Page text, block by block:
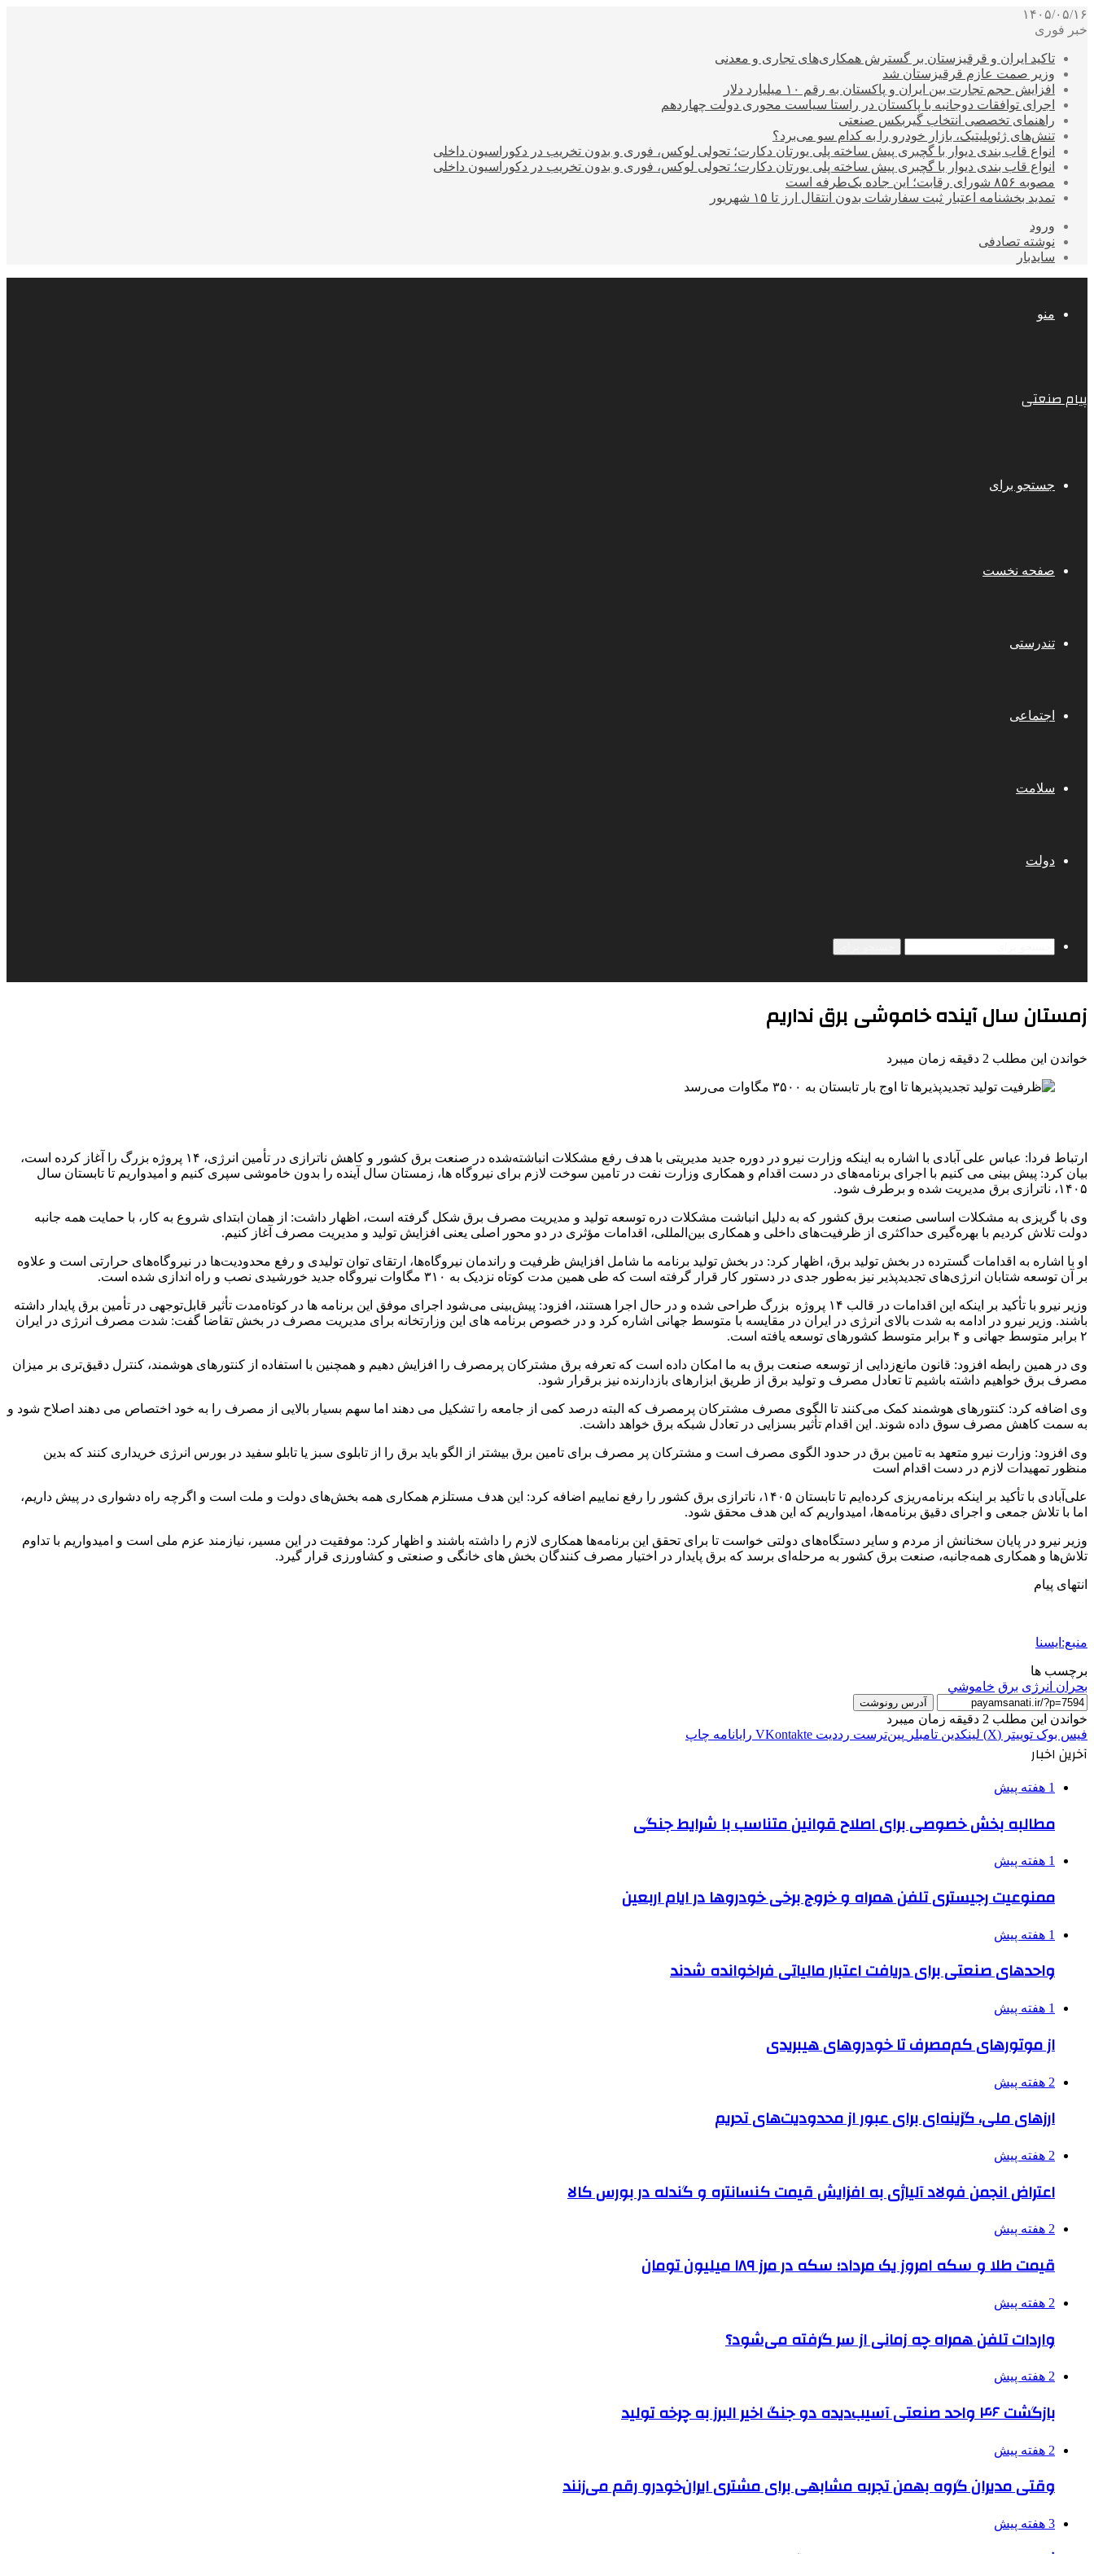
۱۴۰۵/۰۵/۱۶
خبر فوری
تاکید ایران و قرقیزستان بر گسترش همکاری‌های تجاری و معدنی
وزیر صمت عازم قرقیزستان شد
افزایش حجم تجارت بین ایران و پاکستان به رقم ۱۰ میلیارد دلار
اجرای توافقات دوجانبه با پاکستان در راستا سیاست محوری دولت چهاردهم
راهنمای تخصصی انتخاب گیربکس صنعتی
تنش‌های ژئوپلیتیک، بازار خودرو را به کدام سو می‌برد؟
انواع قاب بندی دیوار با گچبری پیش ساخته پلی یورتان دکارت؛ تحولی لوکس، فوری و بدون تخریب در دکوراسیون داخلی
انواع قاب بندی دیوار با گچبری پیش ساخته پلی یورتان دکارت؛ تحولی لوکس، فوری و بدون تخریب در دکوراسیون داخلی
مصوبه ۸۵۶ شورای رقابت؛ این جاده یک‌طرفه است
تمدید بخشنامه اعتبار ثبت سفارشات بدون انتقال ارز تا ۱۵ شهریور
ورود
نوشته تصادفی
سایدبار
منو
پیام صنعتی
جستجو برای
صفحه نخست
تندرستی
اجتماعی
سلامت
دولت
زمستان سال آینده خاموشی برق نداریم
خواندن این مطلب 2 دقیقه زمان میبرد
ارتباط فردا: عباس علی آبادی با اشاره به اینکه وزارت نیرو در دوره جدید مدیریتی با هدف رفع مشکلات انباشته‌شده در صنعت برق کشور و کاهش ناترازی در تأمین انرژی، ۱۴ پروژه بزرگ را آغاز کرده است،
بیان کرد: پیش بینی می کنیم با اجرای برنامه‌های در دست اقدام و همکاری وزارت نفت در تامین سوخت لازم برای نیروگاه ها، زمستان سال آینده را بدون خاموشی سپری کنیم و امیدواریم تا تابستان سال
۱۴۰۵، ناترازی برق مدیریت شده و برطرف شود.
وی با گریزی به مشکلات اساسی صنعت برق کشور که به دلیل انباشت مشکلات دره توسعه تولید و مدیریت مصرف برق شکل گرفته است، اظهار داشت: از همان ابتدای شروع به کار، با حمایت همه جانبه
دولت تلاش کردیم با بهره‌گیری حداکثری از ظرفیت‌های داخلی و همکاری بین‌المللی، اقدامات مؤثری در دو محور اصلی یعنی افزایش تولید و مدیریت مصرف آغاز کنیم.
او با اشاره به اقدامات گسترده در بخش تولید برق، اظهار کرد: در بخش تولید برنامه ما شامل افزایش ظرفیت و راندمان نیروگاه‌ها، ارتقای توان تولیدی و رفع محدودیت‌ها در نیروگاه‌های حرارتی است و علاوه
بر آن توسعه شتابان انرژی‌های تجدیدپذیر نیز به‌طور جدی در دستور کار قرار گرفته است که طی همین مدت کوتاه نزدیک به ۳۱۰ مگاوات نیروگاه جدید خورشیدی نصب و راه اندازی شده است.
وزیر نیرو با تأکید بر اینکه این اقدامات در قالب ۱۴ پروژه بزرگ طراحی شده‌ و در حال اجرا هستند، افزود: پیش‌بینی می‌شود اجرای موفق این برنامه ها در کوتاه‌مدت تأثیر قابل‌توجهی در تأمین برق پایدار داشته
باشند. وزیر نیرو در ادامه به شدت بالای انرژی در ایران در مقایسه با متوسط جهانی اشاره کرد و در خصوص برنامه های این وزارتخانه برای مدیریت مصرف در بخش تقاضا گفت: شدت مصرف انرژی در ایران
۲ برابر متوسط جهانی و ۴ برابر متوسط کشورهای توسعه یافته است.
وی در همین رابطه افزود: قانون مانع‌زدایی از توسعه صنعت برق به ما امکان داده است که تعرفه برق مشترکان پرمصرف را افزایش دهیم و همچنین با استفاده از کنتورهای هوشمند، کنترل دقیق‌تری بر میزان
مصرف برق خواهیم داشته باشیم تا تعادل مصرف و تولید برق از طریق ابزارهای بازدارنده نیز برقرار شود.
وی اضافه کرد: کنتورهای هوشمند کمک می‌کنند تا الگوی مصرف مشترکان پرمصرف که البته درصد کمی از جامعه را تشکیل می دهند اما سهم بسیار بالایی از مصرف را به خود اختصاص می دهند اصلاح شود و
به سمت کاهش مصرف سوق داده شوند. این اقدام تأثیر بسزایی در تعادل شبکه برق خواهد داشت.
وی افزود: وزارت نیرو متعهد به تامین برق در حدود الگوی مصرف است و مشترکان پر مصرف برای تامین برق بیشتر از الگو باید برق را از تابلوی سبز یا تابلو سفید در بورس انرژی خریداری کنند که بدین
منظور تمهیدات لازم در دست اقدام است
علی‌آبادی با تأکید بر اینکه برنامه‌ریزی کرده‌ایم تا تابستان ۱۴۰۵، ناترازی برق کشور را رفع نماییم اضافه کرد: این هدف مستلزم همکاری همه بخش‌های دولت و ملت است و اگرچه راه دشواری در پیش داریم،
اما با تلاش جمعی و اجرای دقیق برنامه‌ها، امیدواریم که این هدف محقق شود.
وزیر نیرو در پایان سخنانش از مردم و سایر دستگاه‌های دولتی خواست تا برای تحقق این برنامه‌ها همکاری لازم را داشته باشند و اظهار کرد: موفقیت در این مسیر، نیازمند عزم ملی است و امیدواریم با تداوم
تلاش‌ها و همکاری همه‌جانبه، صنعت برق کشور به مرحله‌ای برسد که برق پایدار در اختیار مصرف کنندگان بخش های خانگی و صنعتی و کشاورزی قرار گیرد.
انتهای پیام
منبع:ایسنا
برچسب ها
بحران انرژی برق خاموشي
آدرس رونوشت
خواندن این مطلب 2 دقیقه زمان میبرد
فیس بوک توییتر (X) لینکدین ‫تامبلر ‫پین‌ترست ‫رددیت ‫VKontakte رایانامه چاپ
آخرین اخبار
1 هفته پیش
مطالبه بخش خصوصی برای اصلاح قوانین متناسب با شرایط جنگی
1 هفته پیش
ممنوعیت رجیستری تلفن همراه و خروج برخی خودروها در ایام اربعین
1 هفته پیش
واحدهای صنعتی برای دریافت اعتبار مالیاتی فراخوانده شدند
1 هفته پیش
از موتورهای کم‌مصرف تا خودروهای هیبریدی
2 هفته پیش
ارزهای ملی، گزینه‌ای برای عبور از محدودیت‌های تحریم
2 هفته پیش
اعتراض انجمن فولاد آلیاژی به افزایش قیمت کنسانتره و گندله در بورس کالا
2 هفته پیش
قیمت طلا و سکه امروز یک مرداد؛ سکه در مرز ۱۸۹ میلیون تومان
2 هفته پیش
واردات تلفن همراه چه زمانی از سر گرفته می‌شود؟
2 هفته پیش
بازگشت ۴۶ واحد صنعتی آسیب‌دیده دو جنگ اخیر البرز به چرخه تولید
2 هفته پیش
وقتی مدیران گروه بهمن تجربه مشابهی برای مشتری ایران‌خودرو رقم می‌زنند
3 هفته پیش